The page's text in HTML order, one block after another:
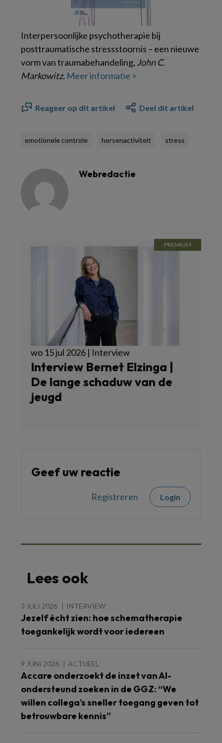
Interpersoonlijke psychotherapie bij
posttraumatische stressstoornis – een nieuwe
vorm van traumabehandeling, John C.
Markowitz. Meer informatie >
Reageer op dit artikel Deel dit artikel
emotionele controle hersenactiviteit stress
Webredactie
wo 15 jul 2026 | Interview
Interview Bernet Elzinga |
De lange schaduw van de
jeugd
Geef uw reactie
Registreren Login
Lees ook
3 JULI 2026 INTERVIEW
Jezelf écht zien: hoe schematherapie
toegankelijk wordt voor iedereen
9 JUNI 2026 ACTUEEL
Accare onderzoekt de inzet van AI-
ondersteund zoeken in de GGZ: “We
willen collega’s sneller toegang geven tot
betrouwbare kennis”